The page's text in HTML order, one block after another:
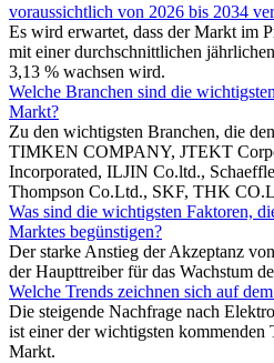
voraussichtlich von 2026 bis 2034
Es wird erwartet, dass der Markt im
mit einer durchschnittlichen
3,13 % wachsen wird.
Welche Branchen sind die
Markt?
Zu den wichtigsten Branchen, die
TIMKEN COMPANY, JTEKT
Incorporated, ILJIN Co.ltd.,
Thompson Co.Ltd., SKF, THK
Was sind die wichtigsten Faktoren,
Marktes begünstigen?
Der starke Anstieg der Akzeptanz
der Haupttreiber für das Wachstum
Welche Trends zeichnen sich auf
Die steigende Nachfrage nach
ist einer der wichtigsten kommenden
Markt.